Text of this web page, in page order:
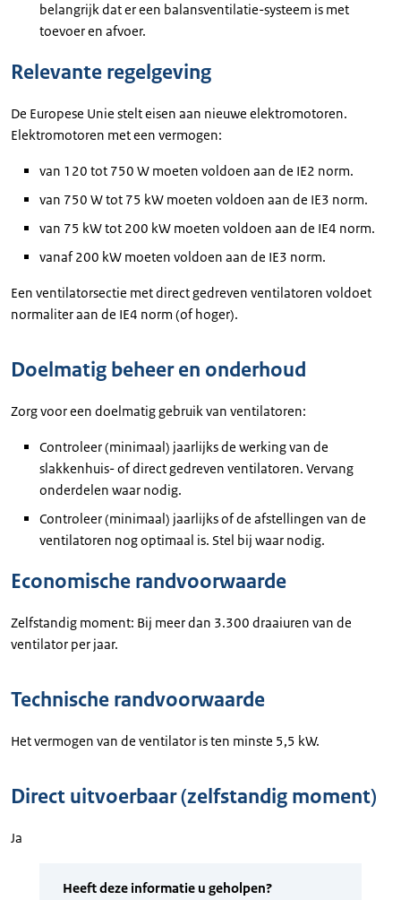
belangrijk dat er een balansventilatie-systeem is met
toevoer en afvoer.
Relevante regelgeving
De Europese Unie stelt eisen aan nieuwe elektromotoren.
Elektromotoren met een vermogen:
van 120 tot 750 W moeten voldoen aan de IE2 norm.
van 750 W tot 75 kW moeten voldoen aan de IE3 norm.
van 75 kW tot 200 kW moeten voldoen aan de IE4 norm.
vanaf 200 kW moeten voldoen aan de IE3 norm.
Een ventilatorsectie met direct gedreven ventilatoren voldoet
normaliter aan de IE4 norm (of hoger).
Doelmatig beheer en onderhoud
Zorg voor een doelmatig gebruik van ventilatoren:
Controleer (minimaal) jaarlijks de werking van de
slakkenhuis- of direct gedreven ventilatoren. Vervang
onderdelen waar nodig.
Controleer (minimaal) jaarlijks of de afstellingen van de
ventilatoren nog optimaal is. Stel bij waar nodig.
Economische randvoorwaarde
Zelfstandig moment: Bij meer dan 3.300 draaiuren van de
ventilator per jaar.
Technische randvoorwaarde
Het vermogen van de ventilator is ten minste 5,5 kW.
Direct uitvoerbaar (zelfstandig moment)
Ja